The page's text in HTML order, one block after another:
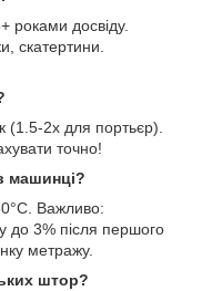
роками досвіду.
скатертини.
(1.5-2x для портьєр).
точно!
машинці?
Важливо:
до 3% після першого
метражу.
штор?